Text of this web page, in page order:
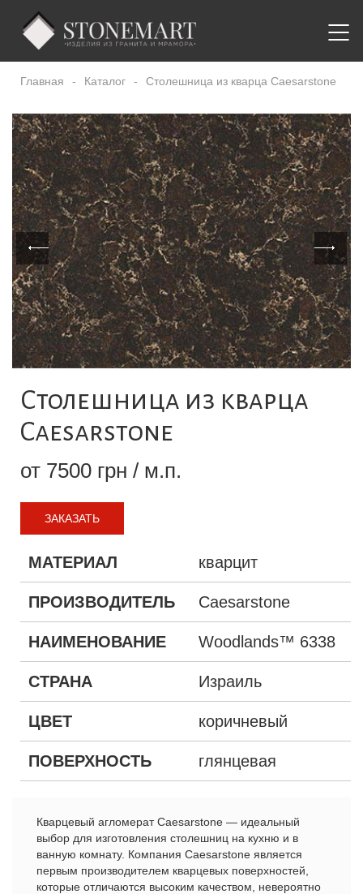
Главная - Каталог - Столешница из кварца Caesarstone
Столешница из кварца
Caesarstone
от 7500 грн / м.п.
ЗАКАЗАТЬ
МАТЕРИАЛ кварцит
ПРОИЗВОДИТЕЛЬ Caesarstone
НАИМЕНОВАНИЕ Woodlands™ 6338
СТРАНА Израиль
ЦВЕТ коричневый
ПОВЕРХНОСТЬ глянцевая
Кварцевый агломерат Caesarstone — идеальный
выбор для изготовления столешниц на кухню и в
ванную комнату. Компания Caesarstone является
первым производителем кварцевых поверхностей,
которые отличаются высоким качеством, невероятно